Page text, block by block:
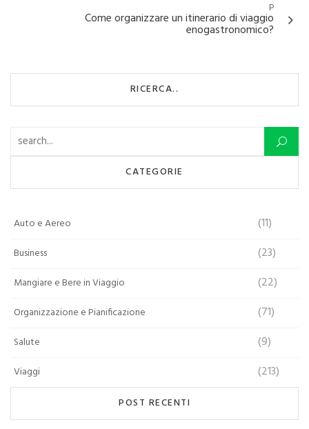
P
Come organizzare un itinerario di viaggio
enogastronomico?
RICERCA..
Ricerca per:
CATEGORIE
Auto e Aereo (11)
Business (23)
Mangiare e Bere in Viaggio (22)
Organizzazione e Pianificazione (71)
Salute (9)
Viaggi (213)
POST RECENTI